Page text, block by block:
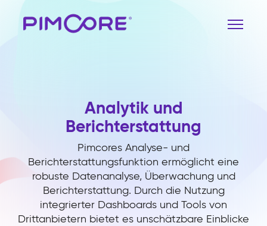
Analytik und
Berichterstattung
Pimcores Analyse- und
Berichterstattungsfunktion ermöglicht eine
robuste Datenanalyse, Überwachung und
Berichterstattung. Durch die Nutzung
integrierter Dashboards und Tools von
Drittanbietern bietet es unschätzbare Einblicke